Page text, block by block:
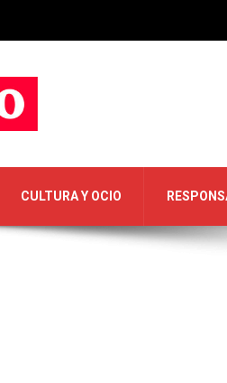
CULTURA Y OCIO